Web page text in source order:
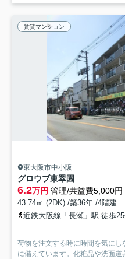
賃貸マンション
東大阪市中小阪
グロウブ東翠園
6.2万円 管理/共益費5,000円
43.74㎡ (2DK) /築36年 /4階建
近鉄大阪線「長瀬」駅 徒歩
荷物を注文する時に時間を気に
に備えています。化粧品や洗面